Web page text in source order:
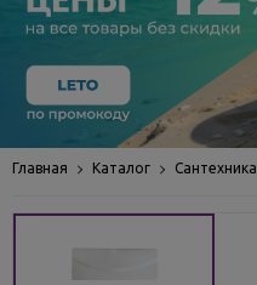
Главная Каталог Сантехника